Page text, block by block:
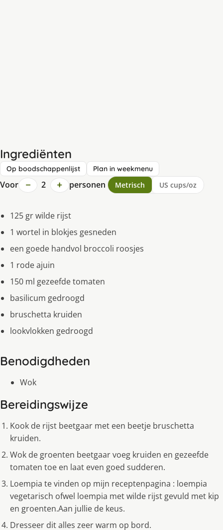
Ingrediënten
Op boodschappenlijst Plan in weekmenu
Voor − 2 + personen Metrisch US cups/oz
125 gr wilde rijst
1 wortel in blokjes gesneden
een goede handvol broccoli roosjes
1 rode ajuin
150 ml gezeefde tomaten
basilicum gedroogd
bruschetta kruiden
lookvlokken gedroogd
Benodigdheden
Wok
Bereidingswijze
Kook de rijst beetgaar met een beetje bruschetta
kruiden.
Wok de groenten beetgaar voeg kruiden en gezeefde
tomaten toe en laat even goed sudderen.
Loempia te vinden op mijn receptenpagina : loempia
vegetarisch ofwel loempia met wilde rijst gevuld met kip
en groenten.Aan jullie de keus.
Dresseer dit alles zeer warm op bord.